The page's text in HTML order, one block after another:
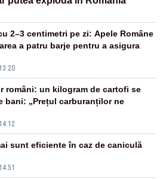
2–3 centimetri pe zi: Apele Române
a patru barje pentru a asigura
români: un kilogram de cartofi se
bani: „Prețul carburanților ne
sunt eficiente în caz de caniculă